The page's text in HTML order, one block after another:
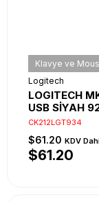
Klavye ve
Logitech
LOGITECH
USB SİYAH
CK212LGT934
$61.20 KDV
$61.20